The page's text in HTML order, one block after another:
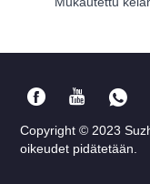
Copyright © 2023
oikeudet pidätetään.